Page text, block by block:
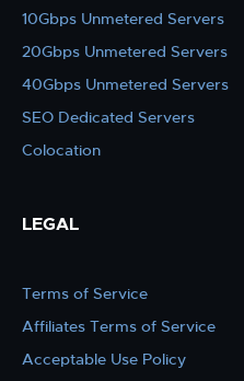
10Gbps Unmetered Servers
20Gbps Unmetered Servers
40Gbps Unmetered Servers
SEO Dedicated Servers
Colocation
LEGAL
Terms of Service
Affiliates Terms of Service
Acceptable Use Policy